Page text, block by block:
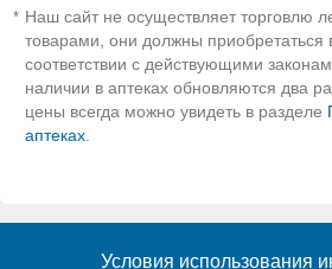
* Наш сайт не осуществляет торговлю
товарами, они должны приобретаться
соответствии с действующими
наличии в аптеках обновляются два
цены всегда можно увидеть в разделе
аптеках
Условия использования